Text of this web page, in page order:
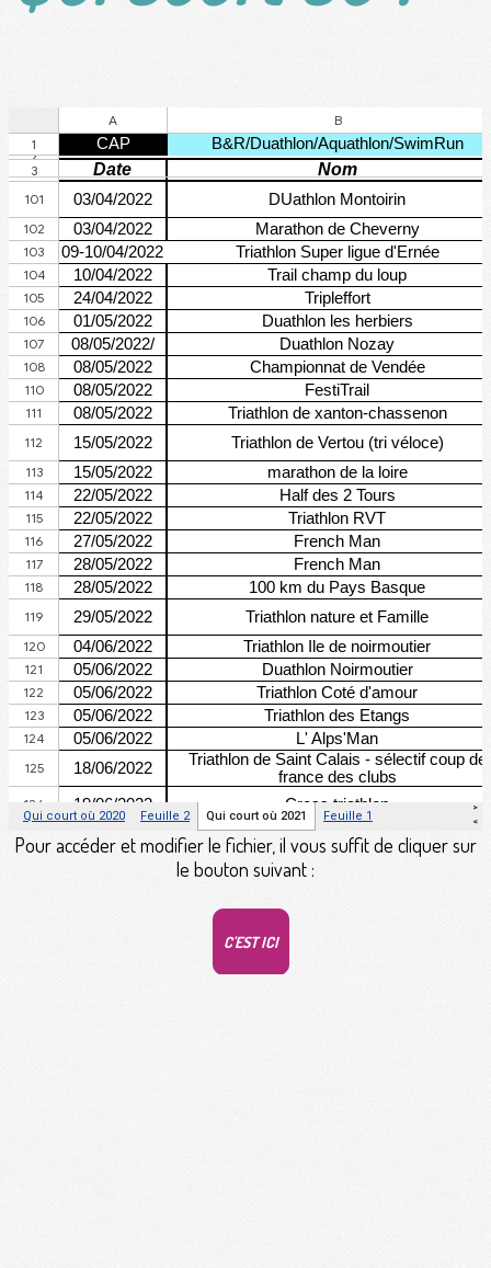
Pour accéder et modifier le fichier, il vous suffit de cliquer sur
le bouton suivant :
C'EST ICI